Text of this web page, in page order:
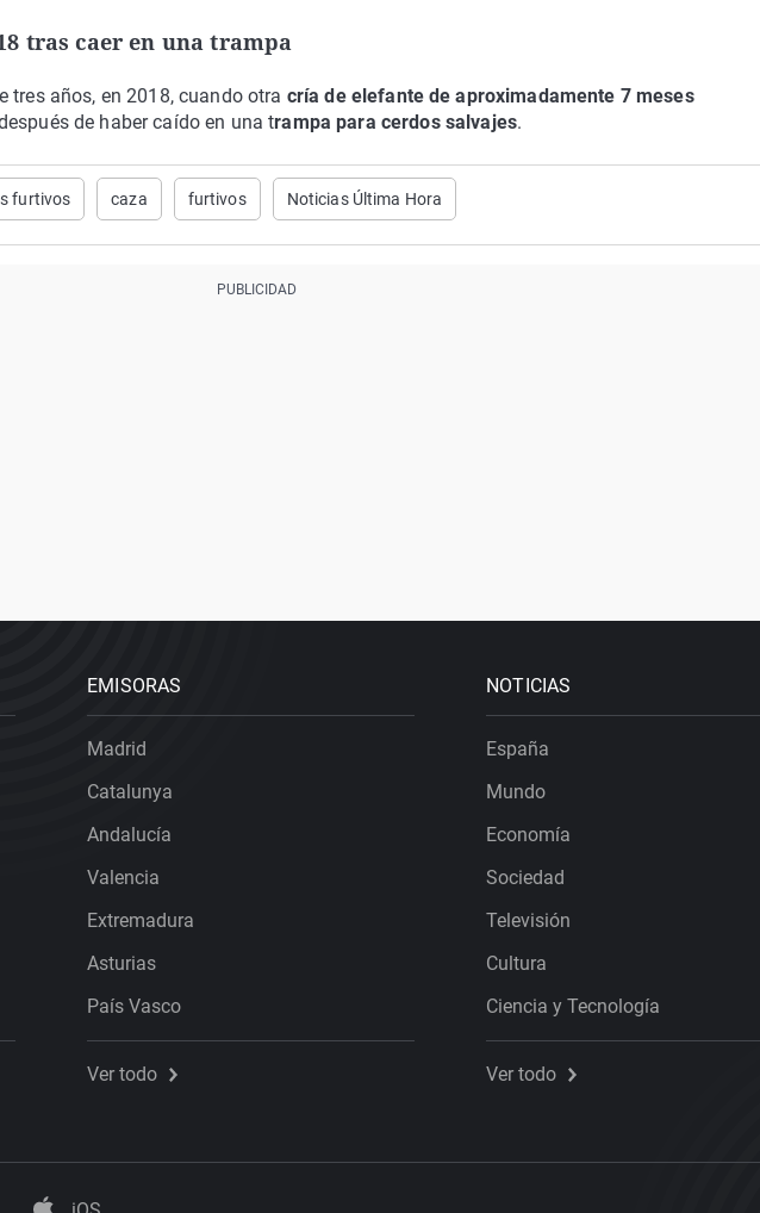
tras caer en una trampa
tres años, en 2018, cuando otra cría de elefante de aproximadamente 7 meses
de haber caído en una trampa para cerdos salvajes.
furtivos caza furtivos Noticias Última Hora
EMISORAS
Madrid
Catalunya
Andalucía
Valencia
Extremadura
Asturias
País Vasco
Ver todo
NOTICIAS
España
Mundo
Economía
Sociedad
Televisión
Cultura
Ciencia y Tecnología
Ver todo